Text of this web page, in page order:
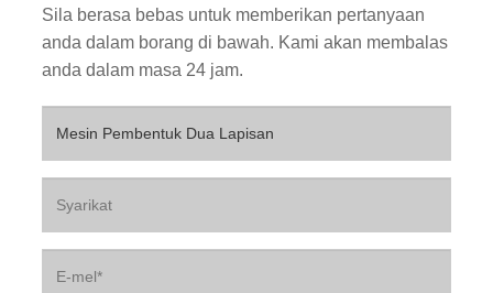
Sila berasa bebas untuk memberikan pertanyaan
anda dalam borang di bawah. Kami akan membalas
anda dalam masa 24 jam.